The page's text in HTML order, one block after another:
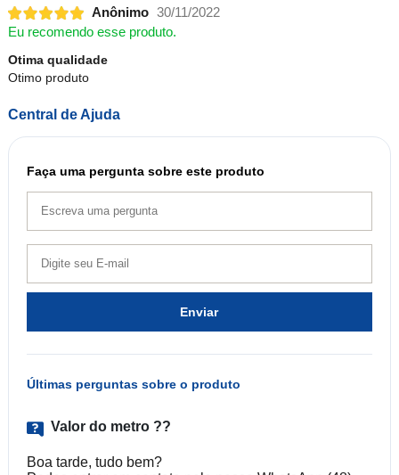
Anônimo 30/11/2022
Eu recomendo esse produto.
Otima qualidade
Otimo produto
Central de Ajuda
Faça uma pergunta sobre este produto
Enviar
Últimas perguntas sobre o produto
Valor do metro ??
Boa tarde, tudo bem?